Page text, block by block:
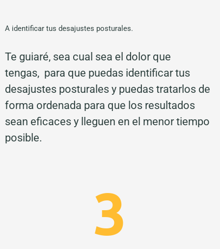
A identificar tus desajustes posturales.
Te guiaré, sea cual sea el dolor que
tengas, para que puedas identificar tus
desajustes posturales y puedas tratarlos de
forma ordenada para que los resultados
sean eficaces y lleguen en el menor tiempo
posible.
3